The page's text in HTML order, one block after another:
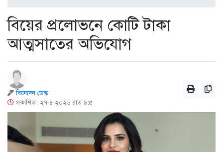
বিয়ের প্রলোভনে কোটি টাকা
আত্মসাতের অভিযোগ
বিনোদন ডেস্ক
প্রকাশিত: ২৭-৪-২০২৬ রাত ৯:৫